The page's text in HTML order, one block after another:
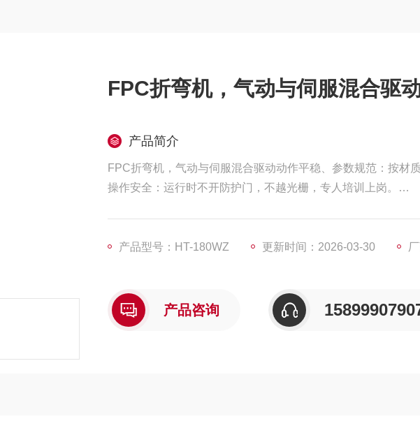
FPC折弯机，气动与伺服混合驱
产品简介
FPC折弯机，气动与伺服混合驱动动作平稳、参数规范：按材
操作安全：运行时不开防护门，不越光栅，专人培训上岗。
产品型号：HT-180WZ 更新时间：2026-03-30
产品咨询